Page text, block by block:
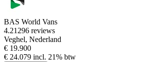
BAS World Vans
4.21296 reviews
Veghel, Nederland
€ 19.900
€ 24.079 incl. 21% btw